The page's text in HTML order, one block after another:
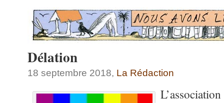
Délation
18 septembre 2018, La Rédaction